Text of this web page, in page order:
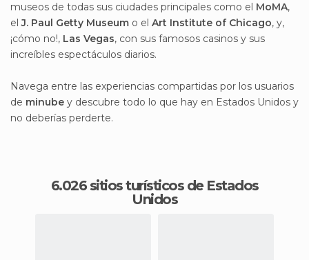
museos de todas sus ciudades principales como el MoMA,
elJ. Paul Getty Museum o el Art Institute of Chicago, y,
¡cómo no!, Las Vegas, con sus famosos casinos y sus
increíbles espectáculos diarios.
Navega entre las experiencias compartidas por los usuarios
de minube y descubre todo lo que hay en Estados Unidos y
no deberías perderte.
6.026 sitios turísticos de Estados
Unidos